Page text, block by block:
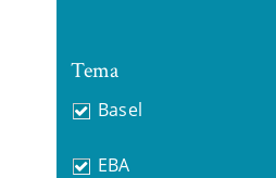
Tema
Basel
EBA